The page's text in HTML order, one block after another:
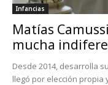
Infancias
Matías
mucha
Desde 2014, desarrolla
llegó por elección